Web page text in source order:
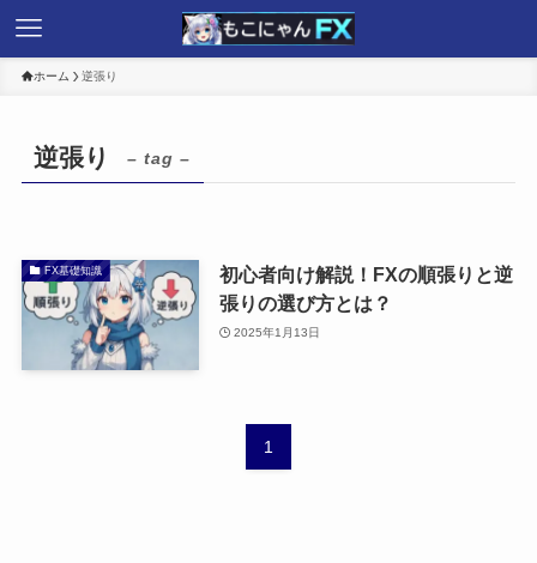
ホーム 逆張り
逆張り – tag –
FX基礎知識
初心者向け解説！FXの順張りと逆
張りの選び方とは？
2025年1月13日
1